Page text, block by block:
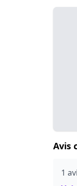
Avis
1